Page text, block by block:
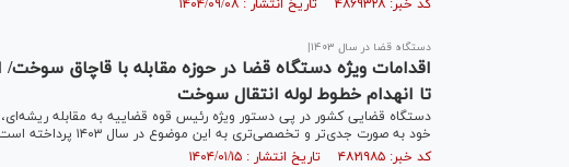
کد خبر: ۴۸۶۹۳۲۸ تاریخ انتشار : ۱۴۰۴/۰۹/۰۸
دستگاه قضا در سال ۱۴۰۳|
اقدامات ویژه دستگاه قضا در حوزه مقابله با قاچاق
تا انهدام خطوط لوله انتقال سوخت
دستگاه قضایی کشور در پی دستور ویژه رئیس قوه قضاییه به مقابله
خود به صورت جدی‌تر و تخصصی‌تری به این موضوع در سال ۱۴۰۳ پرداخته است.
کد خبر: ۴۸۲۱۹۸۵ تاریخ انتشار : ۱۴۰۴/۰۱/۱۵